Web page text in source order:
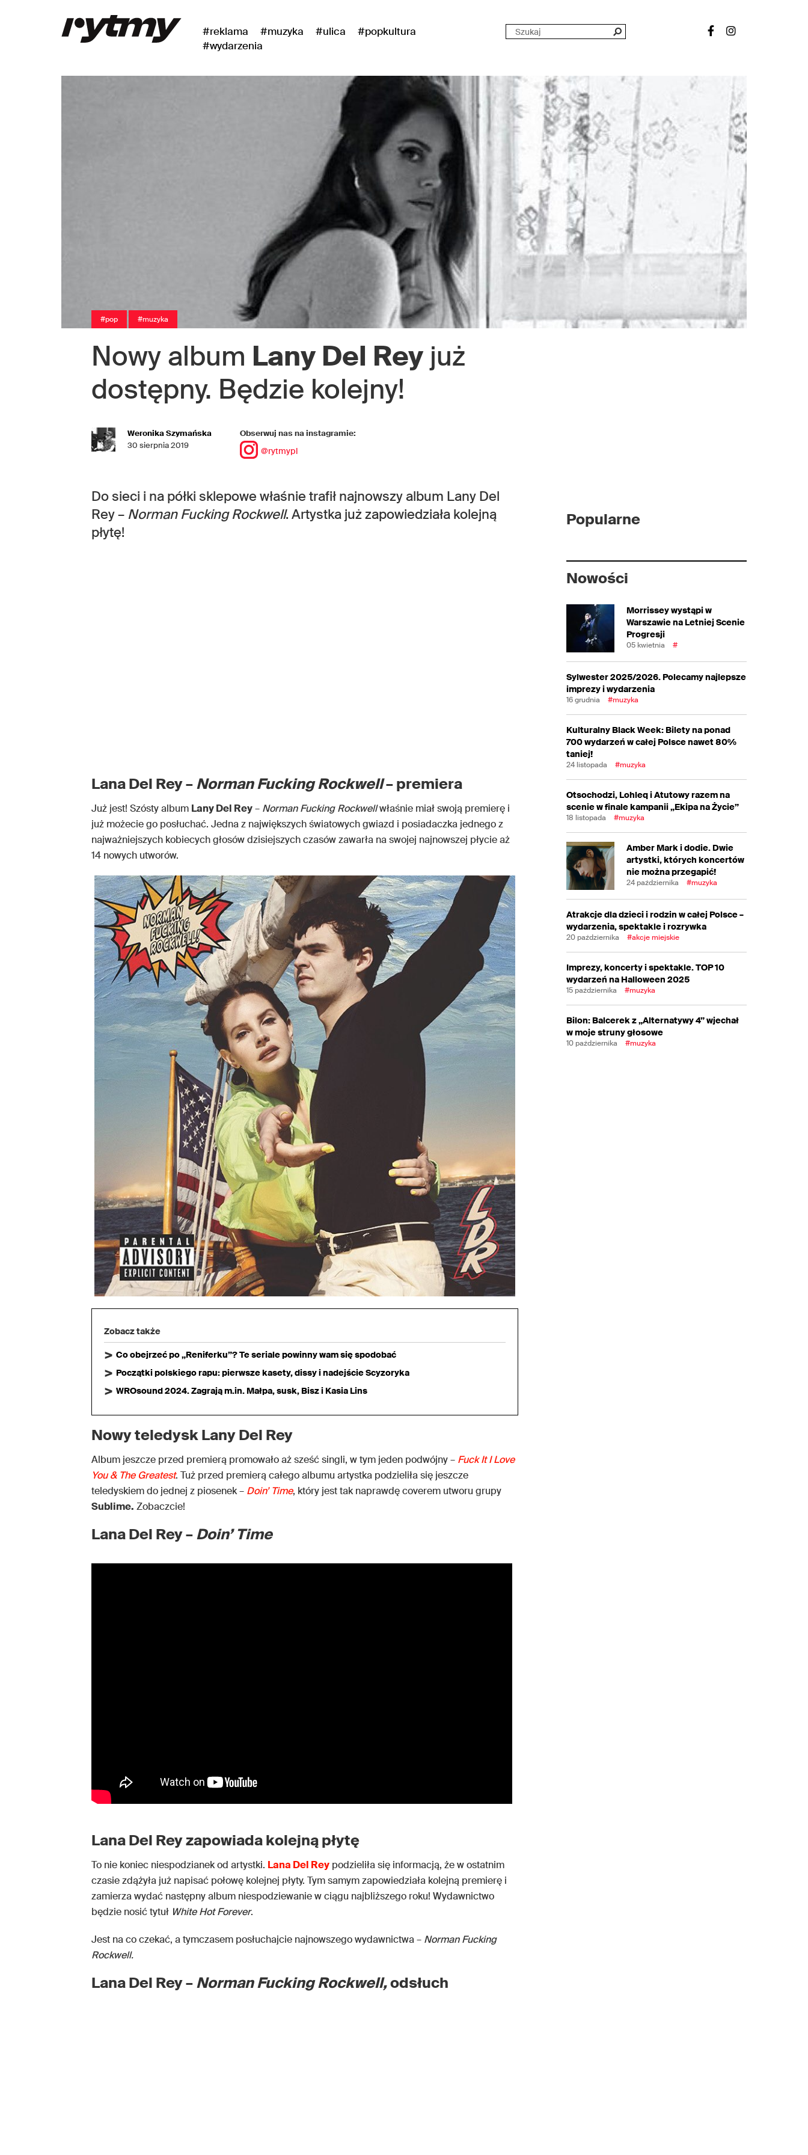
#reklama #muzyka #ulica
#popkultura
#wydarzenia
#pop #muzyka
Nowy album Lany Del Reyjuż
dostępny. Będzie kolejny!
Weronika Szymańska
30 sierpnia 2019
Obserwuj nas na instagramie:
@rytmypl
Do sieci i na półki sklepowe właśnie trafił najnowszy album Lany Del
Rey – Norman Fucking Rockwell. Artystka już zapowiedziała kolejną
płytę!
Lana Del Rey –Norman Fucking Rockwell– premiera
Już jest! Szósty album Lany Del Rey– Norman Fucking Rockwellwłaśnie miał swoją premierę i
już możecie go posłuchać. Jedna z największych światowych gwiazd i posiadaczka jednego z
najważniejszych kobiecych głosów dzisiejszych czasów zawarła na swojej najnowszej płycie aż
14 nowych utworów.
Zobacz także
Co obejrzeć po „Reniferku”? Te seriale powinny wam się spodobać
Początki polskiego rapu: pierwsze kasety, dissy i nadejście Scyzoryka
WROsound 2024. Zagrają m.in. Małpa, susk, Bisz i Kasia Lins
Nowy teledysk Lany Del Rey
Album jeszcze przed premierą promowało aż sześć singli, w tym jeden podwójny – Fuck It I Love
You & The Greatest. Tuż przed premierą całego albumu artystka podzieliła się jeszcze
teledyskiem do jednej z piosenek – Doin’ Time, który jest tak naprawdę coverem utworu grupy
Sublime. Zobaczcie!
Lana Del Rey –Doin’ Time
Lana Del Rey zapowiada kolejną płytę
To nie koniec niespodzianek od artystki. Lana Del Rey podzieliła się informacją, że w ostatnim
czasie zdążyła już napisać połowę kolejnej płyty. Tym samym zapowiedziała kolejną premierę i
zamierza wydać następny album niespodziewanie w ciągu najbliższego roku! Wydawnictwo
będzie nosić tytuł White Hot Forever.
Jest na co czekać, a tymczasem posłuchajcie najnowszego wydawnictwa – Norman Fucking
Rockwell.
Lana Del Rey –Norman Fucking Rockwell,odsłuch
Popularne
Nowości
Morrissey wystąpi w
Warszawie na Letniej Scenie
Progresji
05 kwietnia #
Sylwester 2025/2026. Polecamy najlepsze
imprezy i wydarzenia
16 grudnia #muzyka
Kulturalny Black Week: Bilety na ponad
700 wydarzeń w całej Polsce nawet 80%
taniej!
24 listopada #muzyka
Otsochodzi, Lohleq i Atutowy razem na
scenie w finale kampanii „Ekipa na Życie”
18 listopada #muzyka
Amber Mark i dodie. Dwie
artystki, których koncertów
nie można przegapić!
24 października #muzyka
Atrakcje dla dzieci i rodzin w całej Polsce –
wydarzenia, spektakle i rozrywka
20 października #akcje miejskie
Imprezy, koncerty i spektakle. TOP 10
wydarzeń na Halloween 2025
15 października #muzyka
Bilon: Balcerek z „Alternatywy 4” wjechał
w moje struny głosowe
10 października #muzyka